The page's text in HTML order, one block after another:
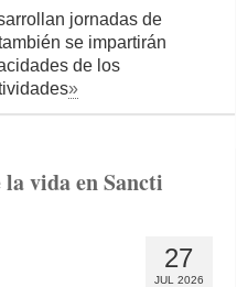
jornadas de
se impartirán
de los
»
vida en Sancti
27
JUL 2026